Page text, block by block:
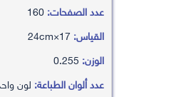
عدد الصفحات:
القياس:
الوزن:
عدد ألوان الطباعة: لون